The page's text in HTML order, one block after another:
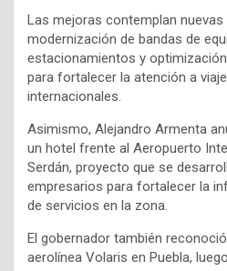
Las mejoras contemplan nuevas
modernización de bandas de
estacionamientos y
para fortalecer la atención a
internacionales.
Asimismo, Alejandro Armenta
un hotel frente al Aeropuerto
Serdán, proyecto que se
empresarios para fortalecer la
de servicios en la zona.
El gobernador también
aerolínea Volaris en Puebla,